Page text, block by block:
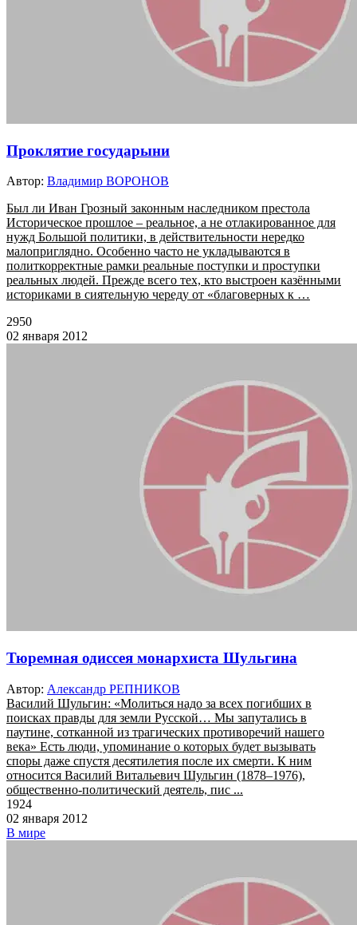
Проклятие государыни
Автор: Владимир ВОРОНОВ
Был ли Иван Грозный законным наследником престола
Историческое прошлое – реальное, а не отлакированное для
нужд Большой политики, в действительности нередко
малоприглядно. Особенно часто не укладываются в
политкорректные рамки реальные поступки и проступки
реальных людей. Прежде всего тех, кто выстроен казёнными
историками в сиятельную череду от «благоверных к …
2950
02 января 2012
Тюремная одиссея монархиста Шульгина
Автор: Александр РЕПНИКОВ
Василий Шульгин: «Молиться надо за всех погибших в
поисках правды для земли Русской… Мы запутались в
паутине, сотканной из трагических противоречий нашего
века» Есть люди, упоминание о которых будет вызывать
споры даже спустя десятилетия после их смерти. К ним
относится Василий Витальевич Шульгин (1878–1976),
общественно-политический деятель, пис ...
1924
02 января 2012
В мире